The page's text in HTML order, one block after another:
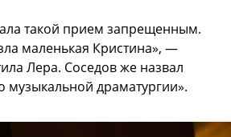
такой прием запрещенным.
маленькая Кристина», —
Лера. Соседов же назвал
музыкальной драматургии».